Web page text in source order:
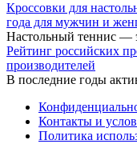
Кроссовки для
года для мужчин и
Настольный теннис —
Рейтинг российских
производителей
В последние годы
Контакты и
Политика